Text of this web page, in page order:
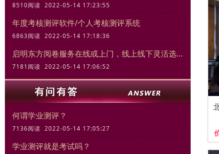
8510阅读 2022-05-14 17:23:55
年度考核测评软件/个人考核测评系统
6863阅读 2022-05-14 17:18:36
启明东方阅卷服务在线或上门，线上线下灵活选择
7181阅读 2022-05-14 17:06:52
何谓学业测评？
7136阅读 2022-05-14 17:05:27
学业测评就是考试吗？